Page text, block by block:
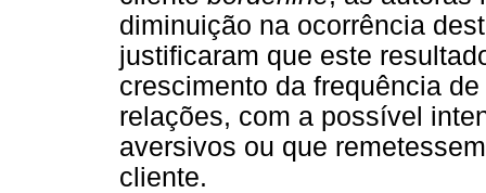
diminuição na ocorrência
justificaram que este
crescimento da frequência
relações, com a possível
aversivos ou que
cliente.